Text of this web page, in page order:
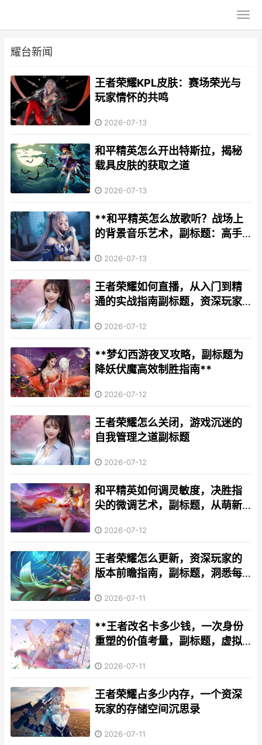
耀台新闻
王者荣耀KPL皮肤：赛场荣光与
玩家情怀的共鸣
2026-07-13
和平精英怎么开出特斯拉，揭秘
载具皮肤的获取之道
2026-07-13
**和平精英怎么放歌听？战场上
的背景音乐艺术，副标题：高手
2026-07-13
王者荣耀如何直播，从入门到精
通的实战指南副标题，资深玩家
2026-07-12
**梦幻西游夜叉攻略，副标题为
降妖伏魔高效制胜指南**
2026-07-12
王者荣耀怎么关闭，游戏沉迷的
自我管理之道副标题
2026-07-12
和平精英如何调灵敏度，决胜指
尖的微调艺术，副标题，从萌新
2026-07-12
王者荣耀怎么更新，资深玩家的
版本前瞻指南，副标题，洞悉每
2026-07-11
**王者改名卡多少钱，一次身份
重塑的价值考量，副标题，虚拟
2026-07-11
王者荣耀占多少内存，一个资深
玩家的存储空间沉思录
2026-07-11